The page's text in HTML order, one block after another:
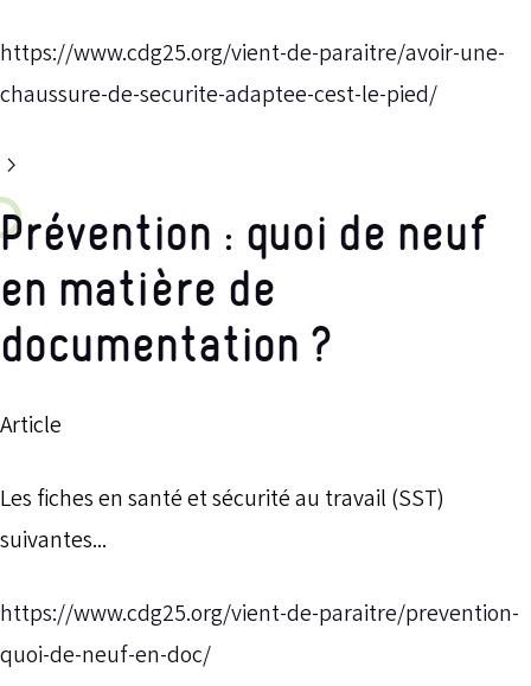
https://www.cdg25.org/vient-de-paraitre/avoir-une-
chaussure-de-securite-adaptee-cest-le-pied/
Prévention : quoi de neuf
en matière de
documentation ?
Article
Les fiches en santé et sécurité au travail (SST)
suivantes...
https://www.cdg25.org/vient-de-paraitre/prevention-
quoi-de-neuf-en-doc/